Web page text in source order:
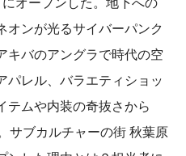
オープンした。地下への
オンが光るサイバーパンク
キバのアングラで時代の空
パレル、バラエティショッ
テムや内装の奇抜さから
サブカルチャーの街 秋葉原